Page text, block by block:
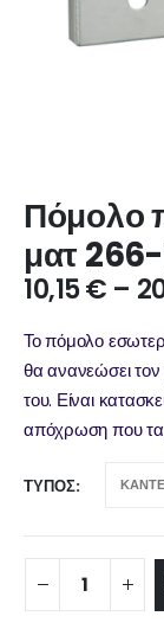
Πόμολο
ματ
10,15€ –
Το πόμολο
θα ανανεώσει
του. Είναι
απόχρωση που
ΤΎΠΟΣ